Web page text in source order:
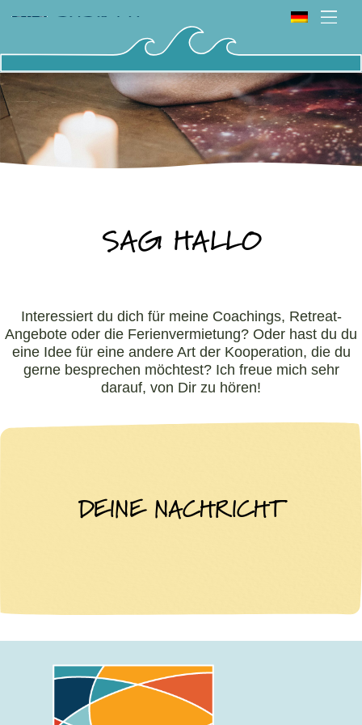
SAG HALLO
Interessiert du dich für meine Coachings, Retreat-
Angebote oder die Ferienvermietung? Oder hast du du
eine Idee für eine andere Art der Kooperation, die du
gerne besprechen möchtest? Ich freue mich sehr
darauf, von Dir zu hören!
DEINE NACHRICHT